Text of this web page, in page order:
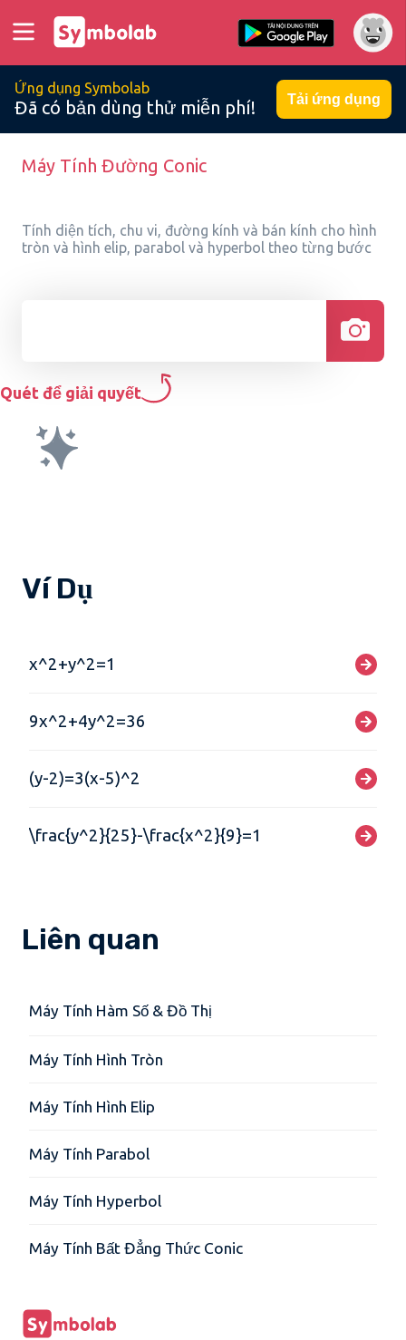
Ứng dụng Symbolab
Đã có bản dùng thử miễn phí! Tải ứng dụng
Máy Tính Đường Conic
Tính diện tích, chu vi, đường kính và bán kính cho hình
tròn và hình elip, parabol và hyperbol theo từng bước
Quét để giải quyết
Ví Dụ
x^2+y^2=1
9x^2+4y^2=36
(y-2)=3(x-5)^2
\frac{y^2}{25}-\frac{x^2}{9}=1
Liên quan
Máy Tính Hàm Số & Đồ Thị
Máy Tính Hình Tròn
Máy Tính Hình Elip
Máy Tính Parabol
Máy Tính Hyperbol
Máy Tính Bất Đẳng Thức Conic